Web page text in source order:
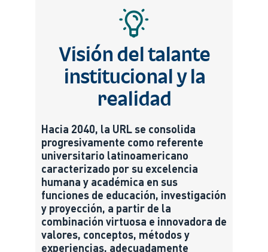
Visión del talante
institucional y la
realidad
Hacia 2040, la URL se consolida
progresivamente como referente
universitario latinoamericano
caracterizado por su excelencia
humana y académica en sus
funciones de educación, investigación
y proyección, a partir de la
combinación virtuosa e innovadora de
valores, conceptos, métodos y
experiencias, adecuadamente